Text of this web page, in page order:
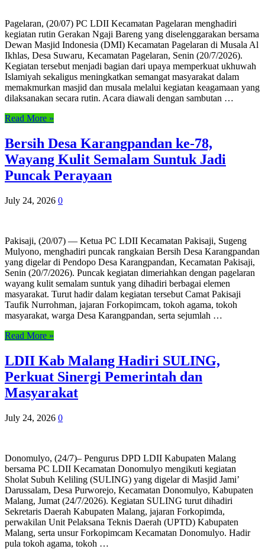
Pagelaran, (20/07) PC LDII Kecamatan Pagelaran menghadiri
kegiatan rutin Gerakan Ngaji Bareng yang diselenggarakan bersama
Dewan Masjid Indonesia (DMI) Kecamatan Pagelaran di Musala Al
Ikhlas, Desa Suwaru, Kecamatan Pagelaran, Senin (20/7/2026).
Kegiatan tersebut menjadi bagian dari upaya memperkuat ukhuwah
Islamiyah sekaligus meningkatkan semangat masyarakat dalam
memakmurkan masjid dan musala melalui kegiatan keagamaan yang
dilaksanakan secara rutin. Acara diawali dengan sambutan …
Read More »
Bersih Desa Karangpandan ke-78,
Wayang Kulit Semalam Suntuk Jadi
Puncak Perayaan
July 24, 2026 0
Pakisaji, (20/07) — Ketua PC LDII Kecamatan Pakisaji, Sugeng
Mulyono, menghadiri puncak rangkaian Bersih Desa Karangpandan
yang digelar di Pendopo Desa Karangpandan, Kecamatan Pakisaji,
Senin (20/7/2026). Puncak kegiatan dimeriahkan dengan pagelaran
wayang kulit semalam suntuk yang dihadiri berbagai elemen
masyarakat. Turut hadir dalam kegiatan tersebut Camat Pakisaji
Taufik Nurrohman, jajaran Forkopimcam, tokoh agama, tokoh
masyarakat, warga Desa Karangpandan, serta sejumlah …
Read More »
LDII Kab Malang Hadiri SULING,
Perkuat Sinergi Pemerintah dan
Masyarakat
July 24, 2026 0
Donomulyo, (24/7)– Pengurus DPD LDII Kabupaten Malang
bersama PC LDII Kecamatan Donomulyo mengikuti kegiatan
Sholat Subuh Keliling (SULING) yang digelar di Masjid Jami’
Darussalam, Desa Purworejo, Kecamatan Donomulyo, Kabupaten
Malang, Jumat (24/7/2026). Kegiatan SULING turut dihadiri
Sekretaris Daerah Kabupaten Malang, jajaran Forkopimda,
perwakilan Unit Pelaksana Teknis Daerah (UPTD) Kabupaten
Malang, serta unsur Forkopimcam Kecamatan Donomulyo. Hadir
pula tokoh agama, tokoh …